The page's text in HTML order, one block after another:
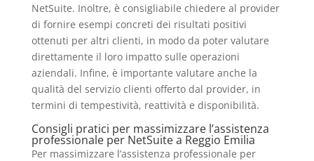
NetSuite. Inoltre, è consigliabile chiedere al provider
di fornire esempi concreti dei risultati positivi
ottenuti per altri clienti, in modo da poter valutare
direttamente il loro impatto sulle operazioni
aziendali. Infine, è importante valutare anche la
qualità del servizio clienti offerto dal provider, in
termini di tempestività, reattività e disponibilità.
Consigli pratici per massimizzare l’assistenza
professionale per NetSuite a Reggio Emilia
Per massimizzare l’assistenza professionale per